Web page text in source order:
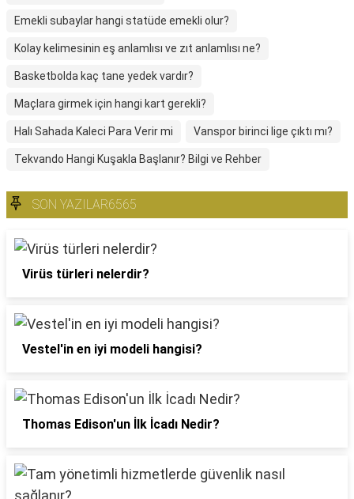
Emekli subaylar hangi statüde emekli olur?
Kolay kelimesinin eş anlamlısı ve zıt anlamlısı ne?
Basketbolda kaç tane yedek vardır?
Maçlara girmek için hangi kart gerekli?
Halı Sahada Kaleci Para Verir mi Vanspor birinci lige çıktı mı?
Tekvando Hangi Kuşakla Başlanır? Bilgi ve Rehber
SON YAZILAR6565
Virüs türleri nelerdir?
Vestel'in en iyi modeli hangisi?
Thomas Edison'un İlk İcadı Nedir?